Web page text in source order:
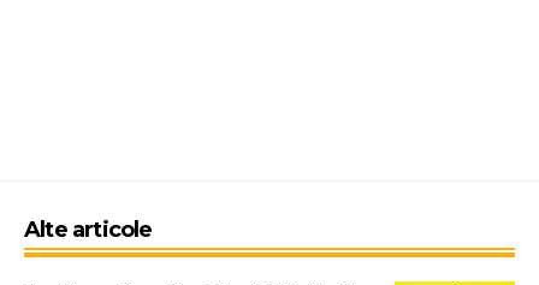
Alte articole